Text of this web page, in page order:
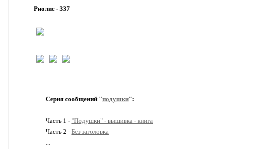
Риолис - 337
Серия сообщений "подушки":
Часть 1 - "Подушки" - вышивка - книга
Часть 2 - Без заголовка
...